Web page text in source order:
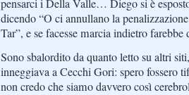
pensarci i Della Valle… Diego si è
dicendo “O ci annullano la
Tar”, e se facesse marcia indietro
Sono sbalordito da quanto letto su altri
inneggiava a Cecchi Gori: spero fossero
non credo che siamo davvero così